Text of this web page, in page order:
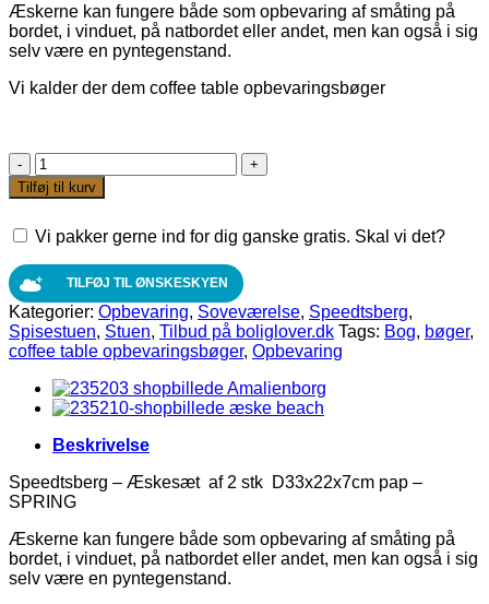
Æskerne kan fungere både som opbevaring af småting på
bordet, i vinduet, på natbordet eller andet, men kan også i sig
selv være en pyntegenstand.
Vi kalder der dem coffee table opbevaringsbøger
Speedtsberg
-
Æskesæt
af
stk
D33x22x7cm
pap
antal
Tilføj til kurv
Vi pakker gerne ind for dig ganske gratis. Skal vi det?
TILFØJ TIL ØNSKESKYEN
Kategorier: Opbevaring, Soveværelse, Speedtsberg,
Spisestuen, Stuen, Tilbud på boliglover.dk Tags: Bog, bøger,
coffee table opbevaringsbøger, Opbevaring
Beskrivelse
Speedtsberg – Æskesæt af 2 stk D33x22x7cm pap –
SPRING
Æskerne kan fungere både som opbevaring af småting på
bordet, i vinduet, på natbordet eller andet, men kan også i sig
selv være en pyntegenstand.